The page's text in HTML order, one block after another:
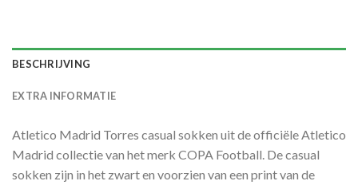
BESCHRIJVING
EXTRA INFORMATIE
Atletico Madrid Torres casual sokken uit de officiële Atletico
Madrid collectie van het merk COPA Football. De casual
sokken zijn in het zwart en voorzien van een print van de